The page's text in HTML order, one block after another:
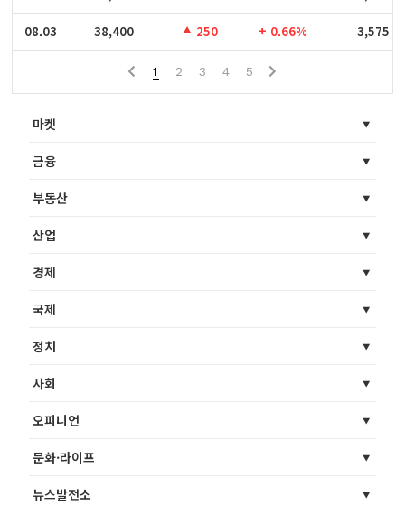
08.03
08.03 38,400 250 + 0.66% 3,575
1 2 3 4 5
마켓
금융
부동산
산업
경제
국제
정치
사회
오피니언
문화·라이프
뉴스발전소